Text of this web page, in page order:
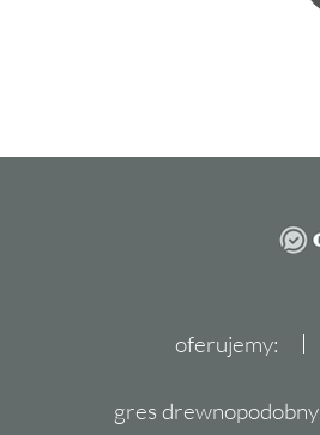
oferujemy:
gres drewnopodobny